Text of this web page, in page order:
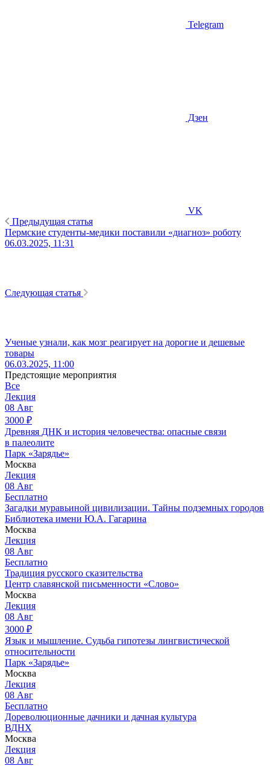
Telegram
Дзен
VK
Предыдущая статья
Пермские студенты-медики поставили «диагноз» роботу
06.03.2025, 11:31
Следующая статья
Ученые узнали, как мозг реагирует на дорогие и дешевые
товары
06.03.2025, 11:00
Предстоящие мероприятия
Все
Лекция
08 Авг
3000 ₽
Древняя ДНК и история человечества: опасные связи
в палеолите
Парк «Зарядье»
Москва
Лекция
08 Авг
Бесплатно
Загадки муравьиной цивилизации. Тайны подземных городов
Библиотека имени Ю.А. Гагарина
Москва
Лекция
08 Авг
Бесплатно
Традиция русского сказительства
Центр славянской письменности «Слово»
Москва
Лекция
08 Авг
3000 ₽
Язык и мышление. Судьба гипотезы лингвистической
относительности
Парк «Зарядье»
Москва
Лекция
08 Авг
Бесплатно
Дореволюционные дачники и дачная культура
ВДНХ
Москва
Лекция
08 Авг